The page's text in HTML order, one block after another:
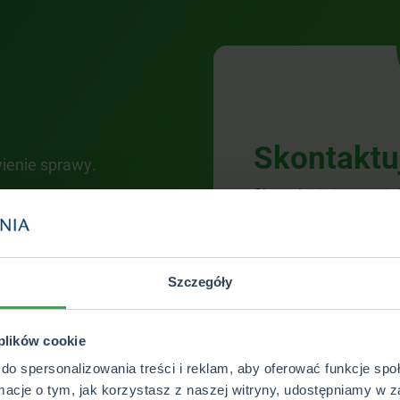
Szczegóły
cookie
spersonalizowania treści i reklam, aby oferować funkcje
o tym, jak korzystasz z naszej witryny, udostępniamy w
sprawy.
Ubezpieczam w CUK od
czuje się jakbym co
dziękuję Pani Magdzie
Co roku dostaję
ubezpieczeniu oraz
terminie. Polecam!
OPINIE
Skontaktuj się z nami.
Otrzymasz pełne